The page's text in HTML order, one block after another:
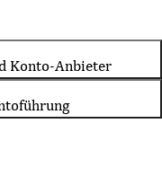
Konto-Anbieter